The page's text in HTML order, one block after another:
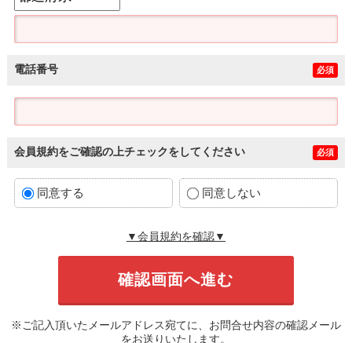
電話番号 必須
会員規約をご確認の上チェックをしてください 必須
同意する 同意しない
▼会員規約を確認▼
※ご記入頂いたメールアドレス宛てに、お問合せ内容の確認メール
をお送りいたします。